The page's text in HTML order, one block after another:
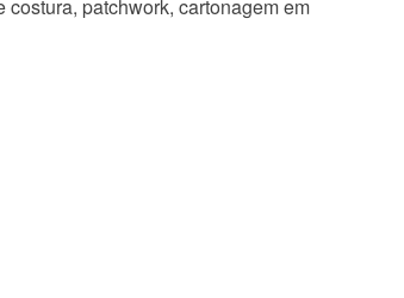
patchwork, cartonagem em